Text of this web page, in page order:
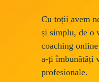
Cu toții avem
și simplu, de o
coaching
a-ți îmbunătăți
profesionale.